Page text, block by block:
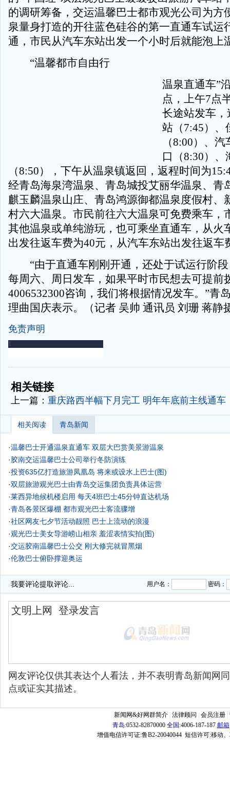
的调研筹备，交运温馨巴士都市观光公司为方
泉量身打造的开往蓝色硅谷的第一直通车试运
通，市民从汽车东站出发一个小时后就能泡上
“温馨都市自由行
温泉直通车”
点，上午7点
长途站发车
站（7:45）、
（8:00）、
口（8:30）、
（8:50），下午从温泉镇返回，返程时间为
经青岛海泉湾温泉、青岛城投艾丽华温泉、青
麒玉麟温泉山庄、青岛鸿源御都温泉度假村、
村六大温泉。市民前往六大温泉可免费乘车，
其他温泉或单纯游玩，也可乘坐直通车，从火
出发往返车费为40元，从汽车东站出发往返车
“由于直通车刚刚开通，还处于试运行阶段
每周六、周日发车，如果平时市民想去可提前
4006532300咨询，我们将根据情况发车。”青
理曲国庆表示。（记者 吴帅 通讯员 刘珊 蒋静
免责声明
-
相关链接
上一篇： 重庆路西半幅下月完工 明年年底前主线通车
相关阅读 青岛新闻
·温馨巴士开通温泉直通车 双层大巴赏美景游温泉
·胶南交运温馨巴士公司举行冬防演练
·投资635亿打造旅游凤凰岛 将来或设水上巴士(图)
·双层旅游观光巴士由青岛交运集团负责具体运营
·莱西异地候机楼启用 每天4班巴士45分钟直达机场
·青岛各景区爆棚 都市观光巴士客流骤增
·社区网友七夕节活动靓照 巴士上流动的浪漫
·观光巴士美女导游崂山相亲 羞涩表情实拍(图)
·交运胶南温馨巴士公交 刚大修完就冒黑烟
·伦敦巴士俯卧撑迎奥运
我要评论提取评论... 用户名： 密码：
网友评论仅供其表达个人看法，并不表明青岛新闻网
点或证实其描述。